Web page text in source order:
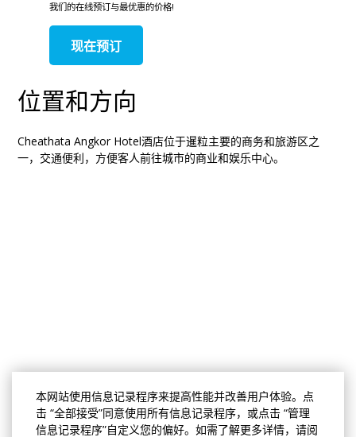
本网站使用信息记录程序来提高性能并改善用户体验。点
击 “全部接受”同意使用所有信息记录程序，或点击 “管理
信息记录程序”自定义您的偏好。如需了解更多详情，请阅
我们的在线预订与最优惠的价格!
现在预订
位置和方向
Cheathata Angkor Hotel酒店位于暹粒主要的商务和旅游区之
一，交通便利，方便客人前往城市的商业和娱乐中心。